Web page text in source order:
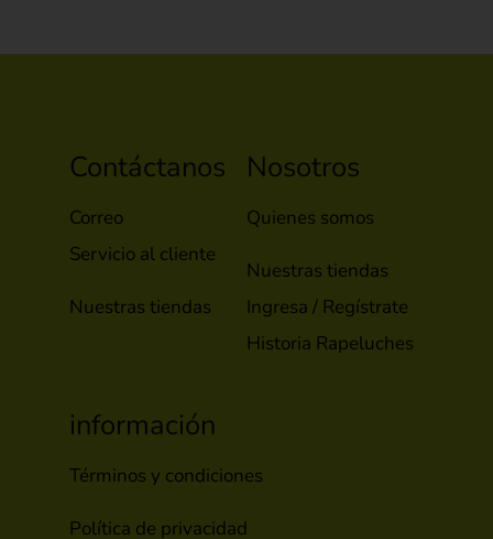
Contáctanos
Correo
Servicio al cliente
Nuestras tiendas
Nosotros
Quienes somos
Nuestras tiendas
Ingresa / Regístrate
Historia Rapeluches
información
Términos y condiciones
Política de privacidad